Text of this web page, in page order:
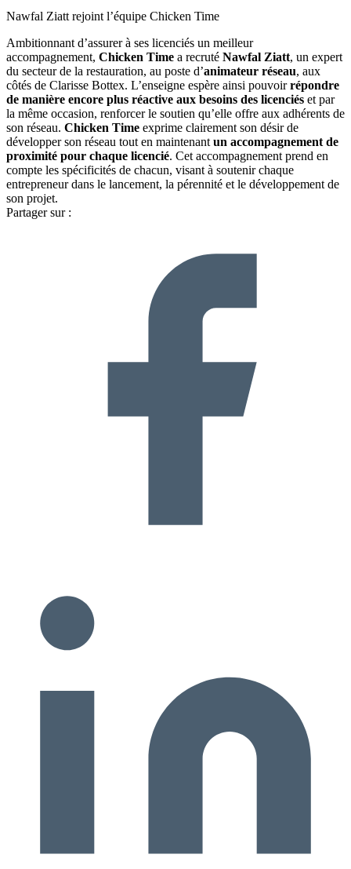
Nawfal Ziatt rejoint l’équipe Chicken Time
Ambitionnant d’assurer à ses licenciés un meilleur
accompagnement, Chicken Time a recruté Nawfal Ziatt, un expert
du secteur de la restauration, au poste d’animateur réseau, aux
côtés de Clarisse Bottex. L’enseigne espère ainsi pouvoirrépondre
de manière encore plus réactive aux besoins des licenciés et par
la même occasion, renforcer le soutien qu’elle offre aux adhérents de
son réseau. Chicken Time exprime clairement son désir de
développer son réseau tout en maintenant un accompagnement de
proximité pour chaque licencié. Cet accompagnement prend en
compte les spécificités de chacun, visant à soutenir chaque
entrepreneur dans le lancement, la pérennité et le développement de
son projet.
Partager sur :